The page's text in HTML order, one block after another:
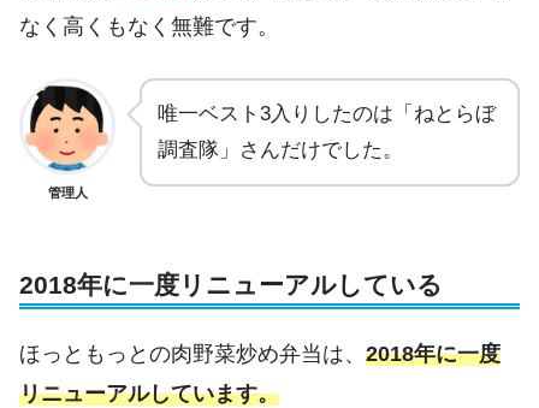
なく高くもなく無難です。
管理人
唯一ベスト3入りしたのは「ねとらぼ
調査隊」さんだけでした。
2018年に一度リニューアルしている
ほっともっとの肉野菜炒め弁当は、 2018年に一度
リニューアルしています。